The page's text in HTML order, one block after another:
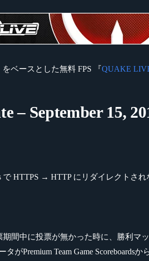
をベースとした無料 FPS 『QUAKE
– September 15,
で HTTPS → HTTP にリダイレクトさ
間中に投票が無かった時に、勝利マ
タがPremium Team Game Scoreboards